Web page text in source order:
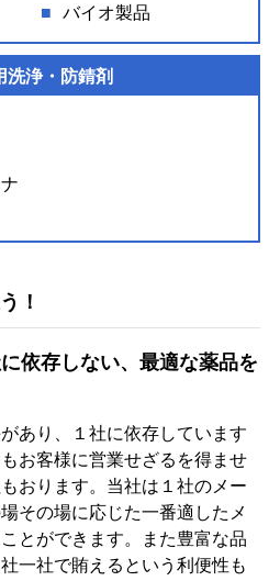
バイオ製品
洗浄・防錆剤
！
依存しない、最適な薬品を
あり、１社に依存しています
お客様に営業せざるを得ませ
おります。当社は１社のメー
その場に応じた一番適したメ
とができます。また豊富な品
一社で賄えるという利便性も